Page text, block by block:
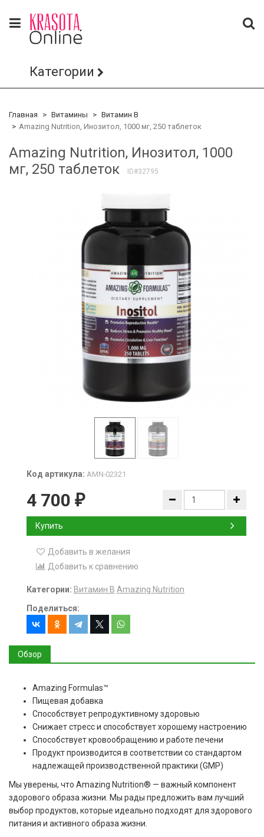
Категории
Главная Витамины
Витамин B
Amazing Nutrition, Инозитол, 1000 мг, 250 таблеток
Amazing Nutrition, Инозитол, 1000
мг, 250 таблеток
ID#32795
Код артикула: AMN-02321
4 700 ₽
Купить
Добавить в желания
Добавить к сравнению
Категории: Витамин B Amazing Nutrition
Поделиться:
Обзор
Amazing Formulas™
Пищевая добавка
Способствует репродуктивному здоровью
Снижает стресс и способствует хорошему настроению
Способствует кровообращению и работе печени
Продукт производится в соответствии со стандартом
надлежащей производственной практики (GMP)
Мы уверены, что Amazing Nutrition® — важный компонент
здорового образа жизни. Мы рады предложить вам лучший
выбор продуктов, которые идеально подходят для здорового
питания и активного образа жизни.